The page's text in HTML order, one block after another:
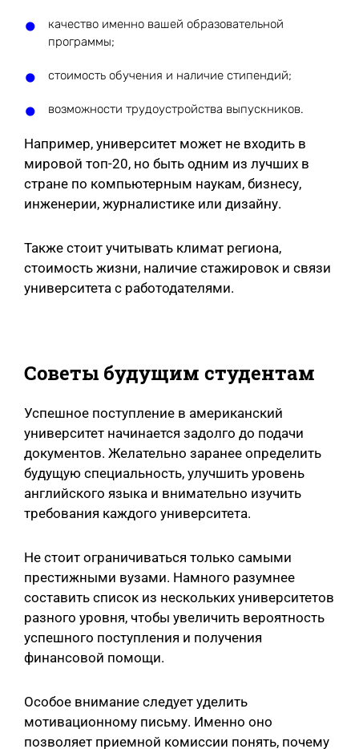
качество именно вашей образовательной
программы;
стоимость обучения и наличие стипендий;
возможности трудоустройства выпускников.
Например, университет может не входить в
мировой топ-20, но быть одним из лучших в
стране по компьютерным наукам, бизнесу,
инженерии, журналистике или дизайну.
Также стоит учитывать климат региона,
стоимость жизни, наличие стажировок и связи
университета с работодателями.
Советы будущим студентам
Успешное поступление в американский
университет начинается задолго до подачи
документов. Желательно заранее определить
будущую специальность, улучшить уровень
английского языка и внимательно изучить
требования каждого университета.
Не стоит ограничиваться только самыми
престижными вузами. Намного разумнее
составить список из нескольких университетов
разного уровня, чтобы увеличить вероятность
успешного поступления и получения
финансовой помощи.
Особое внимание следует уделить
мотивационному письму. Именно оно
позволяет приемной комиссии понять, почему